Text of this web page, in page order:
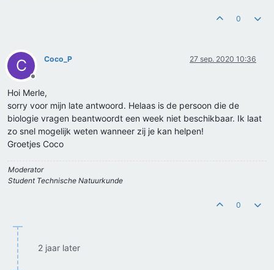
0
C
Offline
Coco_P 27 sep. 2020 10:36
Hoi Merle,
sorry voor mijn late antwoord. Helaas is de persoon die de
biologie vragen beantwoordt een week niet beschikbaar. Ik laat
zo snel mogelijk weten wanneer zij je kan helpen!
Groetjes Coco
Moderator
Student Technische Natuurkunde
0
2 jaar later